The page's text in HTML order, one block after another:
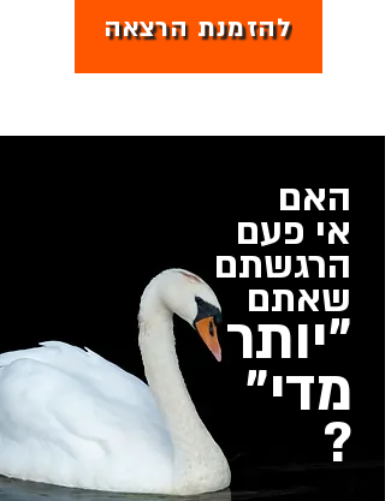
להזמנת הרצאה
האם
אי פעם
הרגשתם
שאתם
"יותר
מדי"
?